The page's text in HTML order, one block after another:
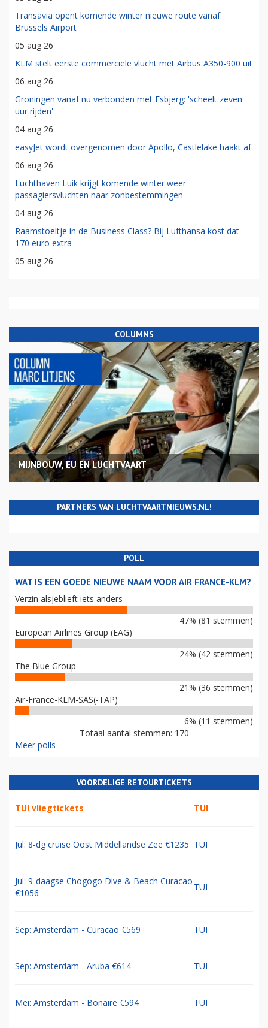
Transavia opent komende winter nieuwe route vanaf
Brussels Airport
05 aug 26
KLM stelt eerste commerciële vlucht met Airbus A350-900 uit
06 aug 26
Groningen vanaf nu verbonden met Esbjerg: 'scheelt zeven
uur rijden'
04 aug 26
easyJet wordt overgenomen door Apollo, Castlelake haakt af
06 aug 26
Luchthaven Luik krijgt komende winter weer
passagiersvluchten naar zonbestemmingen
04 aug 26
Raamstoeltje in de Business Class? Bij Lufthansa kost dat
170 euro extra
05 aug 26
COLUMNS
MIJNBOUW, EU EN LUCHTVAART
PARTNERS VAN LUCHTVAARTNIEUWS.NL!
POLL
WAT IS EEN GOEDE NIEUWE NAAM VOOR AIR FRANCE-KLM?
Verzin alsjeblieft iets anders
47% (81 stemmen)
European Airlines Group (EAG)
24% (42 stemmen)
The Blue Group
21% (36 stemmen)
Air-France-KLM-SAS(-TAP)
6% (11 stemmen)
Totaal aantal stemmen: 170
Meer polls
VOORDELIGE RETOURTICKETS
TUI vliegtickets TUI
Jul: 8-dg cruise Oost Middellandse Zee €1235 TUI
Jul: 9-daagse Chogogo Dive & Beach Curacao
€1056
TUI
Sep: Amsterdam - Curacao €569 TUI
Sep: Amsterdam - Aruba €614 TUI
Mei: Amsterdam - Bonaire €594 TUI